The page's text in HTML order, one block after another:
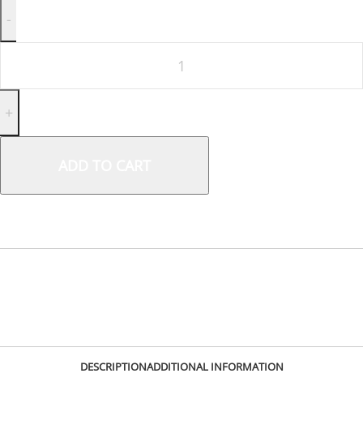
DESCRIPTIONADDITIONAL INFORMATION